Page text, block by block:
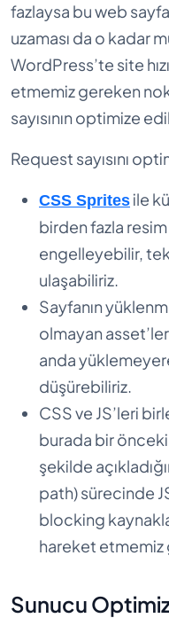
fazlaysa bu web
uzaması da o kadar
WordPress’te site
etmemiz gereken
sayısının optimize
Request sayısını
CSS Sprites ile
birden fazla
engelleyebilir,
ulaşabiliriz.
Sayfanın
olmayan
anda
düşürebiliriz.
CSS ve JS’leri
burada bir
şekilde
path) sürecinde
blocking
hareket etmemiz
Sunucu